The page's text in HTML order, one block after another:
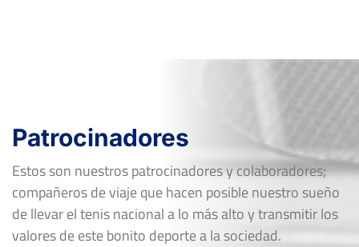
Patrocinadores
Estos son nuestros patrocinadores y colaboradores;
compañeros de viaje que hacen posible nuestro sueño
de llevar el tenis nacional a lo más alto y transmitir los
valores de este bonito deporte a la sociedad.